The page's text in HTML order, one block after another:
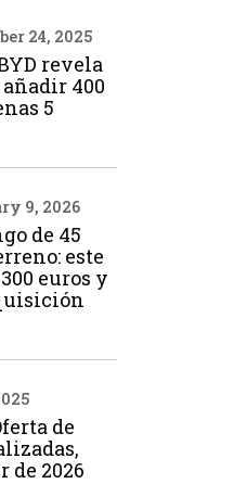
24, 2025
revela
400
5
9, 2026
de 45
este
euros y
de
de 2026